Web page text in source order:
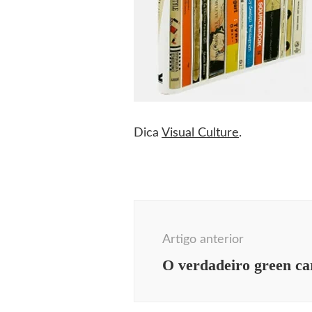
Dica Visual Culture.
postArtigo anterior
O verdadeiro green